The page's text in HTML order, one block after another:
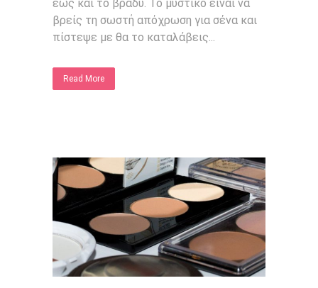
εώς και το βράδυ. Το μυστικό είναι να
βρείς τη σωστή απόχρωση για σένα και
πίστεψε με θα το καταλάβεις...
Read More